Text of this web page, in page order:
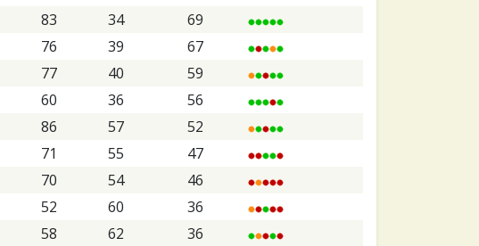
83 34
69
76 39
67
77 40
59
60 36
56
86 57
52
71 55
47
70 54
46
52 60
36
58 62
36